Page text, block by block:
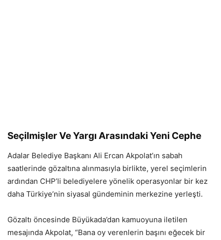
Seçilmişler Ve Yargı Arasındaki Yeni Cephe
Adalar Belediye Başkanı Ali Ercan Akpolat’ın sabah
saatlerinde gözaltına alınmasıyla birlikte, yerel seçimlerin
ardından CHP’li belediyelere yönelik operasyonlar bir kez
daha Türkiye’nin siyasal gündeminin merkezine yerleşti.
Gözaltı öncesinde Büyükada’dan kamuoyuna iletilen
mesajında Akpolat, “Bana oy verenlerin başını eğecek bir